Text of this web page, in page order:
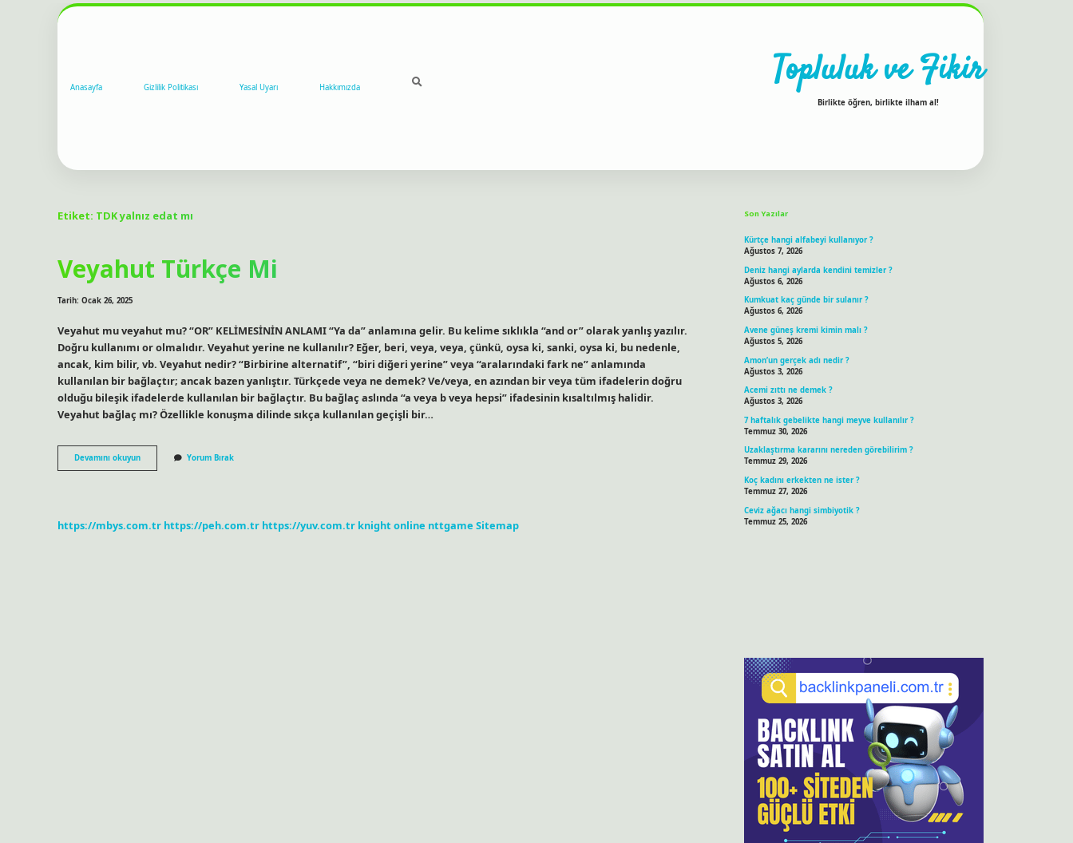
Anasayfa Gizlilik Politikası Yasal Uyarı Hakkımızda Topluluk ve Fikir
Birlikte öğren, birlikte ilham al!
Etiket: TDK yalnız edat mı
Veyahut Türkçe Mi
Tarih: Ocak 26, 2025
Veyahut mu veyahut mu? “OR” KELİMESİNİN ANLAMI “Ya da” anlamına gelir. Bu kelime sıklıkla “and or” olarak yanlış yazılır.
Doğru kullanımı or olmalıdır. Veyahut yerine ne kullanılır? Eğer, beri, veya, veya, çünkü, oysa ki, sanki, oysa ki, bu nedenle,
ancak, kim bilir, vb. Veyahut nedir? “Birbirine alternatif”, “biri diğeri yerine” veya “aralarındaki fark ne” anlamında
kullanılan bir bağlaçtır; ancak bazen yanlıştır. Türkçede veya ne demek? Ve/veya, en azından bir veya tüm ifadelerin doğru
olduğu bileşik ifadelerde kullanılan bir bağlaçtır. Bu bağlaç aslında “a veya b veya hepsi” ifadesinin kısaltılmış halidir.
Veyahut bağlaç mı? Özellikle konuşma dilinde sıkça kullanılan geçişli bir…
Devamını okuyunVeyahut
Türkçe
Yorum Bırak
https://mbys.com.tr https://peh.com.tr https://yuv.com.tr knight online nttgame Sitemap
Son Yazılar
Kürtçe hangi alfabeyi kullanıyor ?
Ağustos 7, 2026
Deniz hangi aylarda kendini temizler ?
Ağustos 6, 2026
Kumkuat kaç günde bir sulanır ?
Ağustos 6, 2026
Avene güneş kremi kimin malı ?
Ağustos 5, 2026
Amon’un gerçek adı nedir ?
Ağustos 3, 2026
Acemi zıttı ne demek ?
Ağustos 3, 2026
7 haftalık gebelikte hangi meyve kullanılır ?
Temmuz 30, 2026
Uzaklaştırma kararını nereden görebilirim ?
Temmuz 29, 2026
Koç kadını erkekten ne ister ?
Temmuz 27, 2026
Ceviz ağacı hangi simbiyotik ?
Temmuz 25, 2026